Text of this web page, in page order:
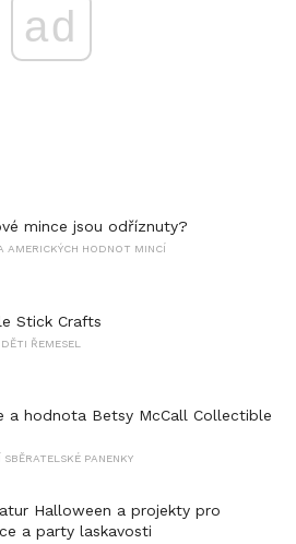
ad
mince jsou odříznuty?
AMERICKÝCH HODNOT MINCÍ
Stick Crafts
ŘEMESEL
a hodnota Betsy McCall Collectible
SBĚRATELSKÉ PANENKY
Halloween a projekty pro
a party laskavosti